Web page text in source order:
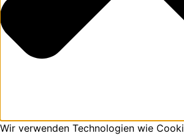
Wir verwenden Technologien wie